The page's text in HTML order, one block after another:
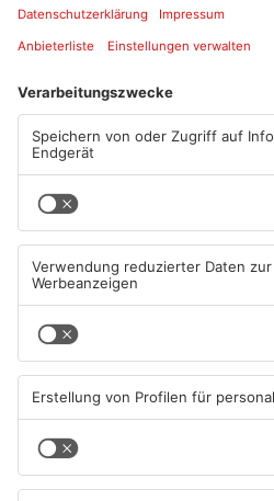
ANZEIGE
Mehr aus
Primaveraland